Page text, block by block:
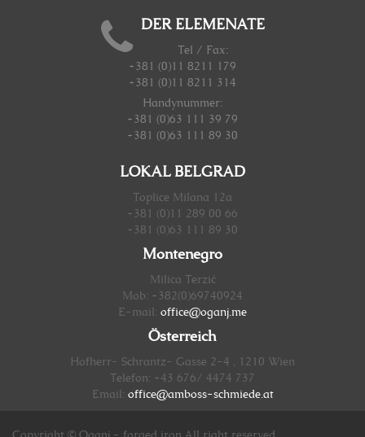
DER ELEMENATE
Tel / Fax:
+381 (0)11 8211 179
+381 (0)11 8211 314
Handynummer:
+381 (0)63 111 39 79
+381 (0)63 111 89 30
LOKAL BELGRAD
Toplice Milana 12a
+381 (0)11 289 00 66
+381 (0)63 111 89 30
Montenegro
Milica Terzić
Mob: +382(0)69740924
E-mail: office@oganj.me
Österreich
Hofherr- Schrantz- Gasse 2-4 , 1210 Wien
Telefon: +43 676/ 4474 737
Email: office@amboss-schmiede.at